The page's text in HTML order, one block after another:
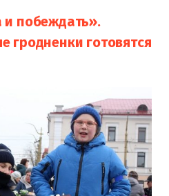
и побеждать».
гродненки готовятся